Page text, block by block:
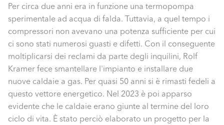
Per circa due anni era in funzione una termopompa
sperimentale ad acqua di falda. Tuttavia, a quel tempo i
compressori non avevano una potenza sufficiente per cui
ci sono stati numerosi guasti e difetti. Con il conseguente
moltiplicarsi dei reclami da parte degli inquilini, Rolf
Kramer fece smantellare l'impianto e installare due
nuove caldaie a gas. Per quasi 50 anni si è rimasti fedeli a
questo vettore energetico. Nel 2023 è poi apparso
evidente che le caldaie erano giunte al termine del loro
ciclo di vita. È stato perciò elaborato un progetto per la